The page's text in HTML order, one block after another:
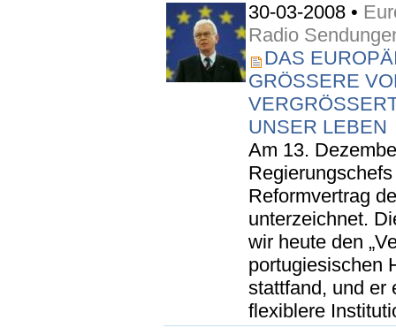
30-03-2008 •
Radio
DAS
GRÖSSERE
ERGRÖSSERT
SER LEBEN
Am 13.
Reformvertrag
unterzeichnet.
wir heute den
portugiesischen
stattfand, und er
flexiblere